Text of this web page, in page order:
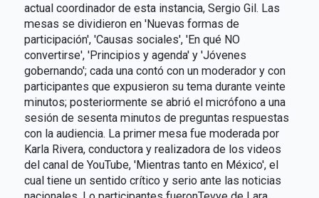
actual coordinador de esta instancia, Sergio Gil. Las
mesas se dividieron en 'Nuevas formas de
participación', 'Causas sociales', 'En qué NO
convertirse', 'Principios y agenda' y 'Jóvenes
gobernando'; cada una contó con un moderador y con
participantes que expusieron su tema durante veinte
minutos; posteriormente se abrió el micrófono a una
sesión de sesenta minutos de preguntas respuestas
con la audiencia. La primer mesa fue moderada por
Karla Rivera, conductora y realizadora de los videos
del canal de YouTube, 'Mientras tanto en México', el
cual tiene un sentido crítico y serio ante las noticias